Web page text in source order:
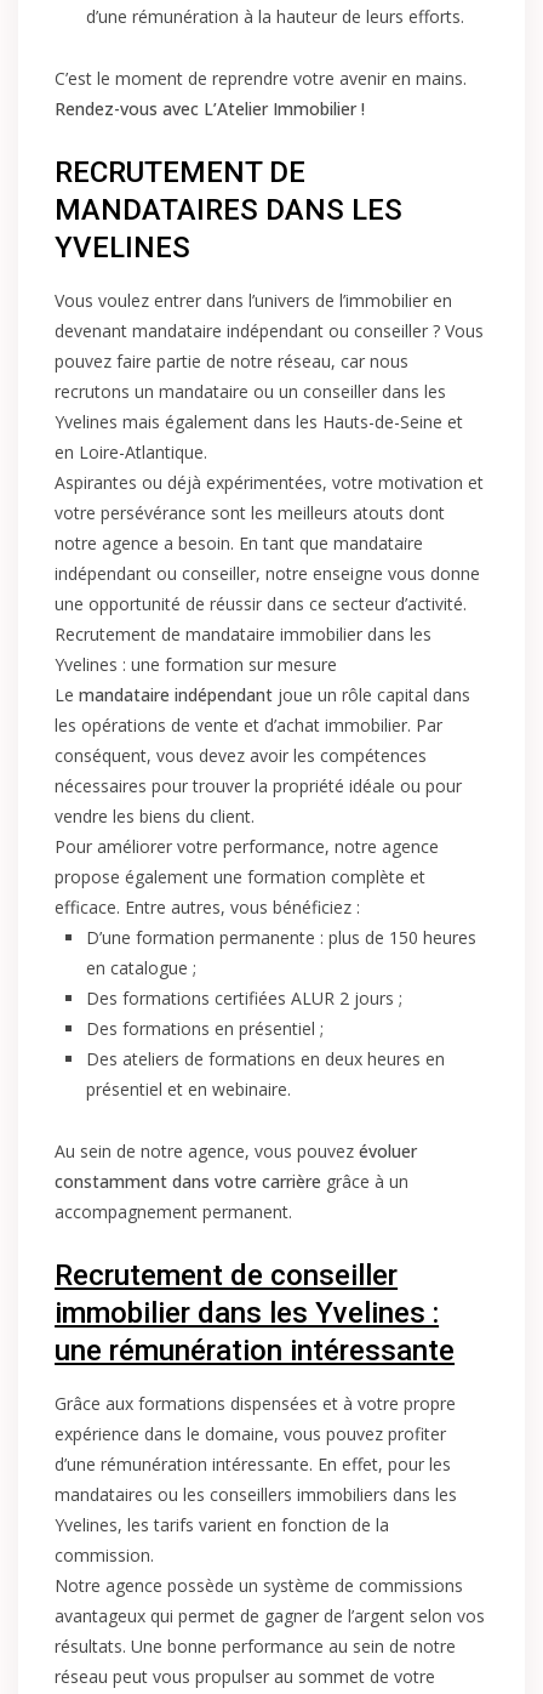
d’une rémunération à la hauteur de leurs efforts.
C’est le moment de reprendre votre avenir en mains.
Rendez-vous avec L’Atelier Immobilier !
RECRUTEMENT DE
MANDATAIRES DANS LES
YVELINES
Vous voulez entrer dans l’univers de l’immobilier en
devenant mandataire indépendant ou conseiller ? Vous
pouvez faire partie de notre réseau, car nous
recrutons un mandataire ou un conseiller dans les
Yvelines mais également dans les Hauts-de-Seine et
en Loire-Atlantique.
Aspirantes ou déjà expérimentées, votre motivation et
votre persévérance sont les meilleurs atouts dont
notre agence a besoin. En tant que mandataire
indépendant ou conseiller, notre enseigne vous donne
une opportunité de réussir dans ce secteur d’activité.
Recrutement de mandataire immobilier dans les
Yvelines : une formation sur mesure
Lemandataire indépendant joue un rôle capital dans
les opérations de vente et d’achat immobilier. Par
conséquent, vous devez avoir les compétences
nécessaires pour trouver la propriété idéale ou pour
vendre les biens du client.
Pour améliorer votre performance, notre agence
propose également une formation complète et
efficace. Entre autres, vous bénéficiez :
D’une formation permanente : plus de 150 heures
en catalogue ;
Des formations certifiées ALUR 2 jours ;
Des formations en présentiel ;
Des ateliers de formations en deux heures en
présentiel et en webinaire.
Au sein de notre agence, vous pouvezévoluer
constamment dans votre carrière grâce à un
accompagnement permanent.
Recrutement de conseiller
immobilier dans les Yvelines :
une rémunération intéressante
Grâce aux formations dispensées et à votre propre
expérience dans le domaine, vous pouvez profiter
d’une rémunération intéressante. En effet, pour les
mandataires ou les conseillers immobiliers dans les
Yvelines, les tarifs varient en fonction de la
commission.
Notre agence possède un système de commissions
avantageux qui permet de gagner de l’argent selon vos
résultats. Une bonne performance au sein de notre
réseau peut vous propulser au sommet de votre